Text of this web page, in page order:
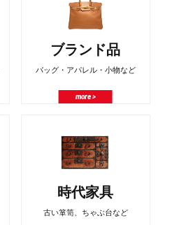
ブランド品
バッグ・アパレル・小物など
more >
時代家具
古い箪笥、ちゃぶ台など